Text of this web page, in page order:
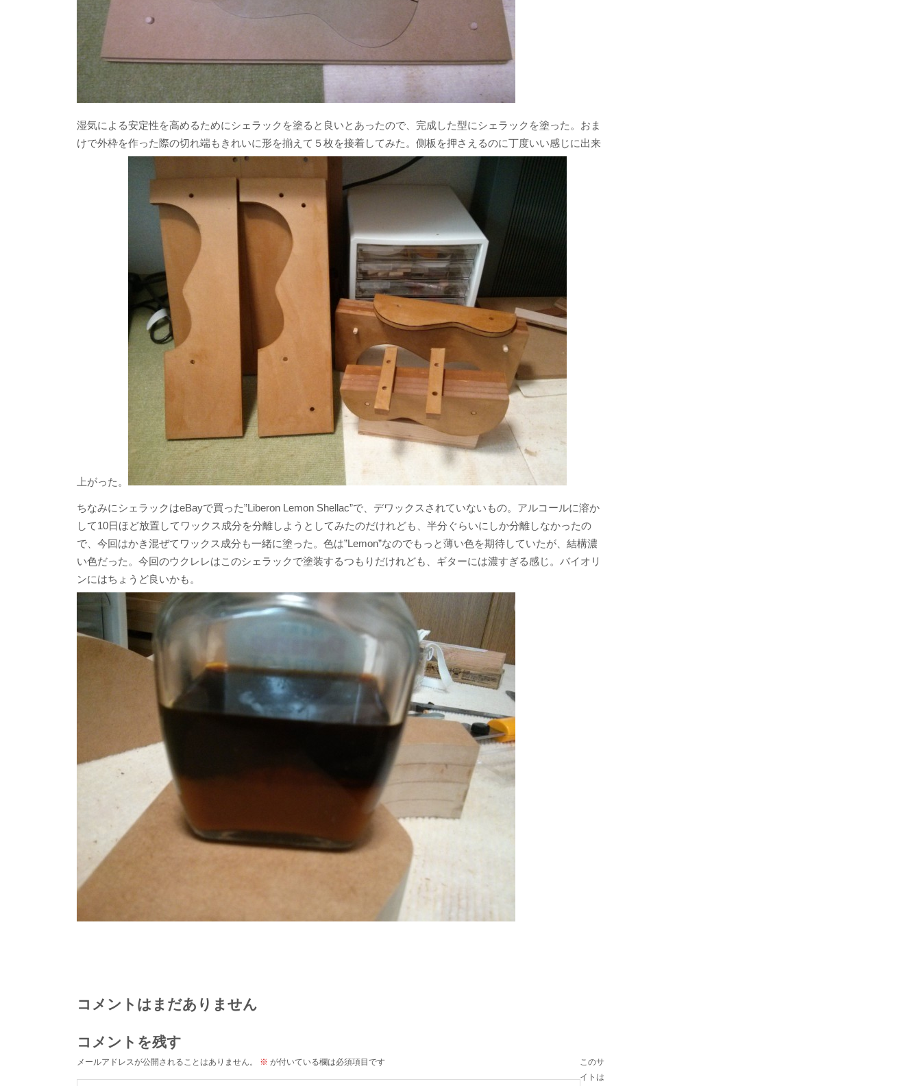
湿気による安定性を高めるためにシェラックを塗ると良いとあったので、完成した型にシェラックを塗った。おま
けで外枠を作った際の切れ端もきれいに形を揃えて５枚を接着してみた。側板を押さえるのに丁度いい感じに出来
上がった。
ちなみにシェラックはeBayで買った”Liberon Lemon Shellac”で、デワックスされていないもの。アルコールに溶か
して10日ほど放置してワックス成分を分離しようとしてみたのだけれども、半分ぐらいにしか分離しなかったの
で、今回はかき混ぜてワックス成分も一緒に塗った。色は”Lemon”なのでもっと薄い色を期待していたが、結構濃
い色だった。今回のウクレレはこのシェラックで塗装するつもりだけれども、ギターには濃すぎる感じ。バイオリ
ンにはちょうど良いかも。
コメントはまだありません
コメントを残す
メールアドレスが公開されることはありません。 ※ が付いている欄は必須項目です
このサ
イトは